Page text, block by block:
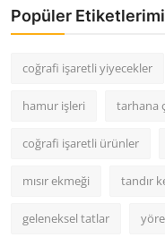
Popüler
coğrafi işaretli yiyecekler
hamur işleri tarhana
coğrafi işaretli ürünler
mısır ekmeği tandır
geleneksel tatlar